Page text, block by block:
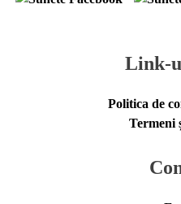
Link-
Politica de
Termeni